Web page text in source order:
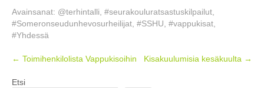
Avainsanat: @terhintalli #seurakouluratsastuskilpailut
#Someronseudunhevosurheilijat #SSHU #vappukisat
#Yhdessä
Post
← Toimihenkilolista Vappukisoihin Kisakuulumisia kesäkuulta →
Etsi